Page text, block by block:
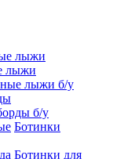
лыжи
лыжи
лыжи б/у
б/у
Ботинки
Ботинки для